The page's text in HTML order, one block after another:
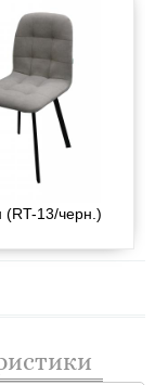
13/черн.)